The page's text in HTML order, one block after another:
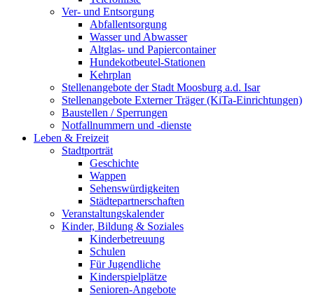
Ver- und Entsorgung
Abfallentsorgung
Wasser und Abwasser
Altglas- und Papiercontainer
Hundekotbeutel-Stationen
Kehrplan
Stellenangebote der Stadt Moosburg a.d. Isar
Stellenangebote Externer Träger (KiTa-Einrichtungen)
Baustellen / Sperrungen
Notfallnummern und -dienste
Leben & Freizeit
Stadtporträt
Geschichte
Wappen
Sehenswürdigkeiten
Städtepartnerschaften
Veranstaltungskalender
Kinder, Bildung & Soziales
Kinderbetreuung
Schulen
Für Jugendliche
Kinderspielplätze
Senioren-Angebote